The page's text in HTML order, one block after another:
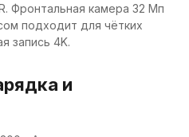
Фронтальная камера 32 Мп
подходит для чётких
запись 4K.
и